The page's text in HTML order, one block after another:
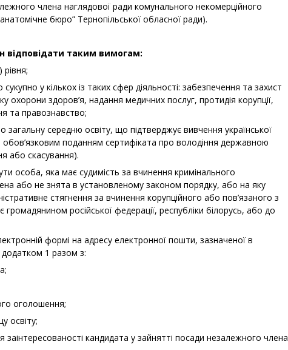
члена наглядової ради комунального некомерційного
бюро” Тернопільської обласної ради).
відповідати таким вимогам:
у кількох із таких сфер діяльності: забезпечення та захист
охорони здоров’я, надання медичних послуг, протидія корупції,
та правознавство;
середню освіту, що підтверджує вивчення української
поданням сертифіката про володіння державною
або скасування).
особа, яка має судимість за вчинення кримінального
або не знята в установленому законом порядку, або на яку
стягнення за вчинення корупційного або пов’язаного з
російської федерації, республіки білорусь, або до
формі на адресу електронної пошти, зазначеної в
додатком 1 разом з:
оголошення;
освіту;
кандидата у зайнятті посади незалежного члена